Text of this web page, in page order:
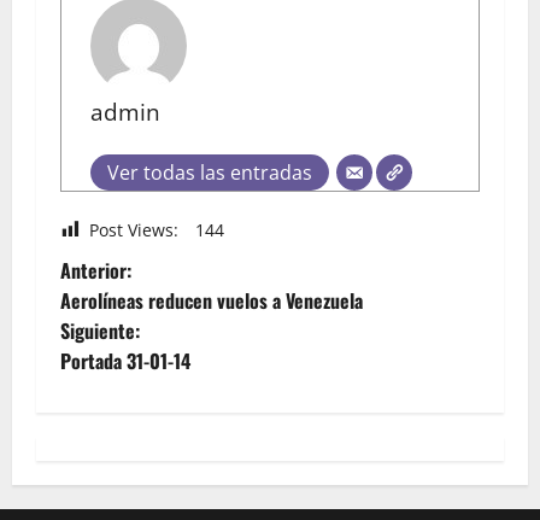
admin
Ver todas las entradas
Post Views: 144
Anterior:
Aerolíneas reducen vuelos a Venezuela
Siguiente:
Portada 31-01-14